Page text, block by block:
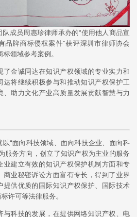
成员周惠珍律师承办的“使用他人商品宣
品牌商标侵权案件”获评深圳市律师协会
领域参考案例。
了金诚同达在知识产权领域的专业实力和
达将继续积极参与和推动知识产权保护工
、助力文化产业高质量发展贡献智慧与力
“面向科技领域、面向科技企业、面向科
服务方向，创立了知识产权为主业的服务
业建立有效的知识产权保护机制方面和专
商业秘密诉讼方面富有专长，得到了业界
提供优质的国际知识产权保护、国际技术
许可等法律服务。
与科技的发展，在提供网络知识产权、电